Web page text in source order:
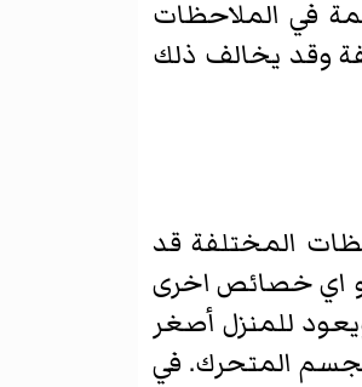
في الملاحظات
وقد يخالف ذلك
المختلفة قد
أو اي خصائص اخرى
للمنزل أصغر
المتحرك. في